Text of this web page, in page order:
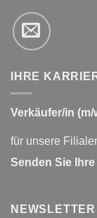
IHRE
Verkäufer/in (m/
für unsere
Senden Sie